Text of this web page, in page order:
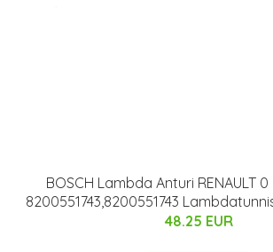
BOSCH Lambda Anturi RENAULT
8200551743,8200551743
48.25 EUR